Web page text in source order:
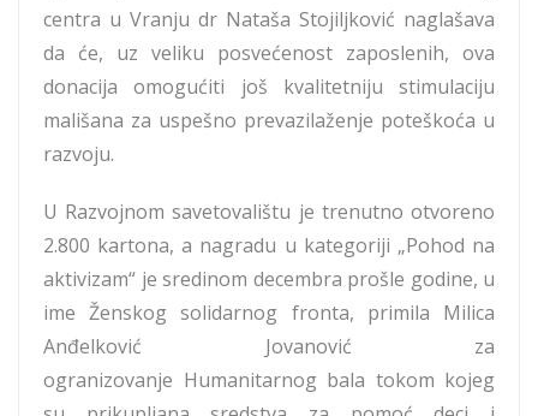
centra u Vranju dr Nataša Stojiljković naglašava
da će, uz veliku posvećenost zaposlenih, ova
donacija omogućiti još kvalitetniju stimulaciju
mališana za uspešno prevazilaženje poteškoća u
razvoju.
U Razvojnom savetovalištu je trenutno otvoreno
2.800 kartona, a nagradu u kategoriji „Pohod na
aktivizam“ je sredinom decembra prošle godine, u
ime Ženskog solidarnog fronta, primila Milica
Anđelković Jovanović za
ogranizovanje Humanitarnog bala tokom kojeg